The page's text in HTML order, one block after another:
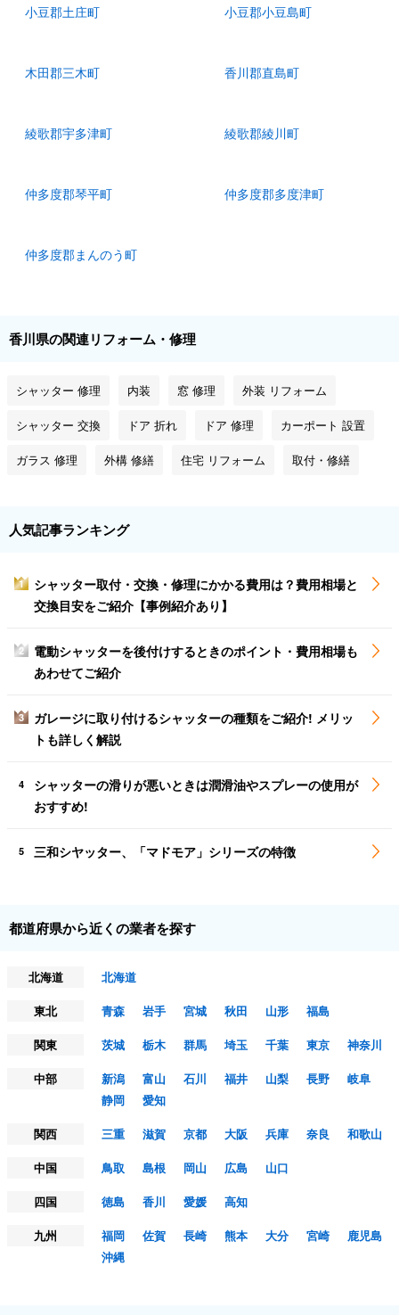
小豆郡土庄町 小豆郡小豆島町
木田郡三木町 香川郡直島町
綾歌郡宇多津町 綾歌郡綾川町
仲多度郡琴平町 仲多度郡多度津町
仲多度郡まんのう町
香川県の関連リフォーム・修理
シャッター 修理 内装 窓 修理 外装 リフォーム
シャッター 交換 ドア 折れ ドア 修理 カーポート 設置
ガラス 修理 外構 修繕 住宅 リフォーム 取付・修繕
人気記事ランキング
1
シャッター取付・交換・修理にかかる費用は？費用相場と
交換目安をご紹介【事例紹介あり】
2
電動シャッターを後付けするときのポイント・費用相場も
あわせてご紹介
3
ガレージに取り付けるシャッターの種類をご紹介! メリッ
トも詳しく解説
4
シャッターの滑りが悪いときは潤滑油やスプレーの使用が
おすすめ!
5 三和シヤッター、「マドモア」シリーズの特徴
都道府県から近くの業者を探す
北海道
北海道
東北
青森 岩手 宮城 秋田 山形
福島
関東
茨城 栃木 群馬 埼玉 千葉 東京
神奈川
中部
新潟 富山 石川 福井 山梨 長野
岐阜
静岡
愛知
関西
三重 滋賀 京都 大阪 兵庫 奈良
和歌山
中国
鳥取 島根 岡山 広島
山口
四国
徳島 香川 愛媛
高知
九州
福岡 佐賀 長崎 熊本 大分 宮崎
鹿児島
沖縄